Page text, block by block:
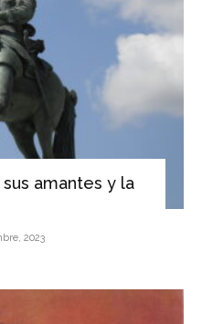
sus amantes y la
2023